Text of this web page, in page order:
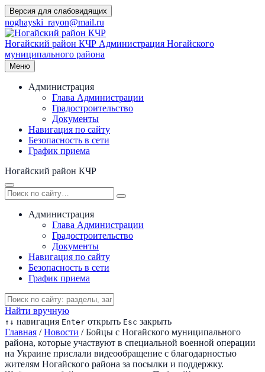
Перейти
к
содержимому
Версия для слабовидящих
noghayski_rayon@mail.ru
Ногайский район КЧР Администрация Ногайского
муниципального района
Меню
Администрация
Глава Администрации
Градостроительство
Документы
Навигация по сайту
Безопасность в сети
График приема
Ногайский район КЧР
Администрация
Глава Администрации
Градостроительство
Документы
Навигация по сайту
Безопасность в сети
График приема
Найти вручную
↑ ↓ навигация Enter открыть Esc закрыть
Главная / Новости / Бойцы с Ногайского муниципального
района, которые участвуют в специальной военной операции
на Украине прислали видеообращение с благодарностью
жителям Ногайского района за посылки и поддержку.